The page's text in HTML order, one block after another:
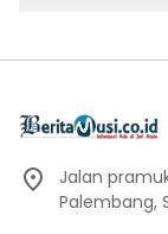
Jalan
Palembang,